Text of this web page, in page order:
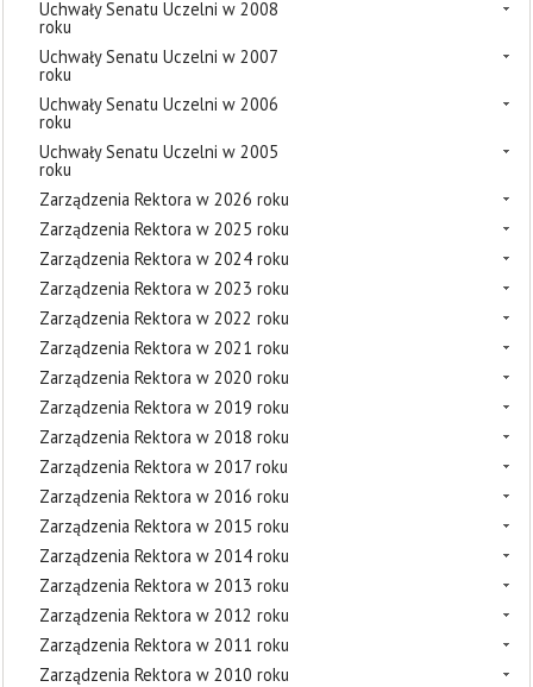
Uchwały Senatu Uczelni w 2008
roku
Uchwały Senatu Uczelni w 2007
roku
Uchwały Senatu Uczelni w 2006
roku
Uchwały Senatu Uczelni w 2005
roku
Zarządzenia Rektora w 2026 roku
Zarządzenia Rektora w 2025 roku
Zarządzenia Rektora w 2024 roku
Zarządzenia Rektora w 2023 roku
Zarządzenia Rektora w 2022 roku
Zarządzenia Rektora w 2021 roku
Zarządzenia Rektora w 2020 roku
Zarządzenia Rektora w 2019 roku
Zarządzenia Rektora w 2018 roku
Zarządzenia Rektora w 2017 roku
Zarządzenia Rektora w 2016 roku
Zarządzenia Rektora w 2015 roku
Zarządzenia Rektora w 2014 roku
Zarządzenia Rektora w 2013 roku
Zarządzenia Rektora w 2012 roku
Zarządzenia Rektora w 2011 roku
Zarządzenia Rektora w 2010 roku